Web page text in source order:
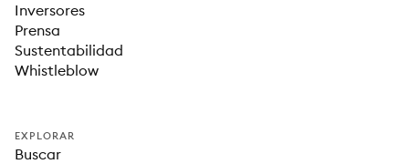
Inversores
Prensa
Sustentabilidad
Whistleblow
EXPLORAR
Buscar